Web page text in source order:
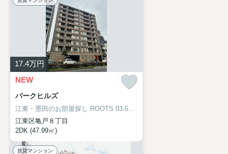
17.4万円
NEW
パークヒルズ
江東・墨田のお部屋探し ROOTS 03-5638-8866
江東区亀戸８丁目
2DK (47.99㎡)
賃貸マンション